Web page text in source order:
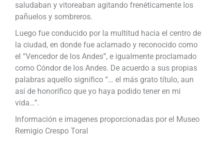
saludaban y vitoreaban agitando frenéticamente los
pañuelos y sombreros.
Luego fue conducido por la multitud hacia el centro de
la ciudad, en donde fue aclamado y reconocido como
el “Vencedor de los Andes”, e igualmente proclamado
como Cóndor de los Andes. De acuerdo a sus propias
palabras aquello significo “… el más grato título, aun
así de honorífico que yo haya podido tener en mi
vida…”.
Información e imagenes proporcionadas por el Museo
Remigio Crespo Toral